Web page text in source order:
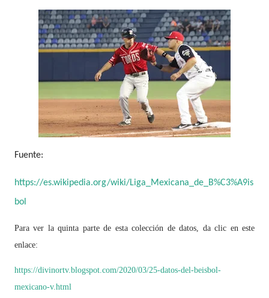
Fuente:
https://es.wikipedia.org/wiki/Liga_Mexicana_de_B%C3%A9is
bol
Para ver la quinta parte de esta colección de datos, da clic en este
enlace:
https://divinortv.blogspot.com/2020/03/25-datos-del-beisbol-
mexicano-v.html